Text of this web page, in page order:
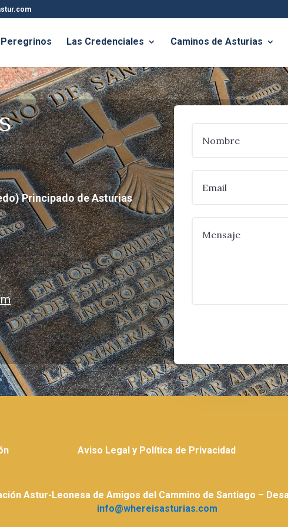
Las Credenciales Caminos de Asturias
Principado de Asturias
Aviso Legal y Política de Privacidad
Astur-Leonesa de Amigos del Cammino de Santiago –
info@whereisasturias.com